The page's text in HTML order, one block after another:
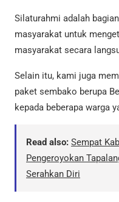
Silaturahmi adalah
masyarakat untuk
masyarakat secara
Selain itu, kami juga
paket sembako berupa
kepada beberapa warga
Read also: Sempat
Pengeroyokan
Serahkan Diri